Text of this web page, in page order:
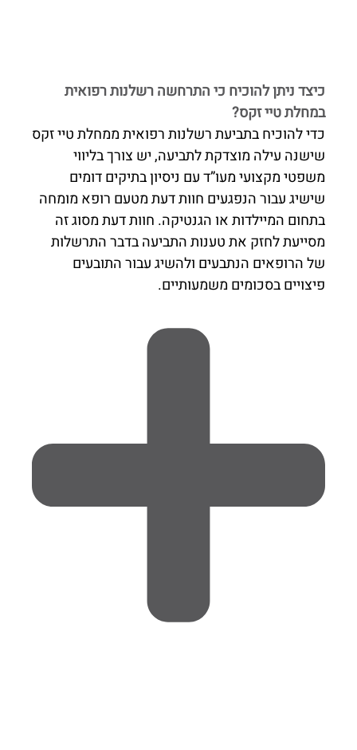
כיצד ניתן להוכיח כי התרחשה רשלנות רפואית
במחלת טיי זקס?
כדי להוכיח בתביעת רשלנות רפואית ממחלת טיי זקס
שישנה עילה מוצדקת לתביעה, יש צורך בליווי
משפטי מקצועי מעו”ד עם ניסיון בתיקים דומים
שישיג עבור הנפגעים חוות דעת מטעם רופא מומחה
בתחום המיילדות או הגנטיקה. חוות דעת מסוג זה
מסייעת לחזק את טענות התביעה בדבר התרשלות
של הרופאים הנתבעים ולהשיג עבור התובעים
פיצויים בסכומים משמעותיים.